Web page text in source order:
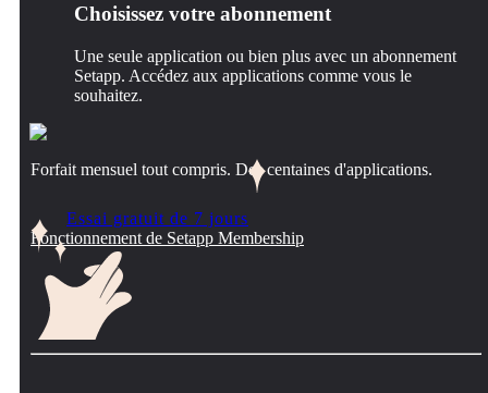
Choisissez votre abonnement
Une seule application ou bien plus avec un abonnement
Setapp. Accédez aux applications comme vous le
souhaitez.
Forfait mensuel tout compris. Des centaines d'applications.
Essai gratuit de 7 jours
Fonctionnement de Setapp Membership